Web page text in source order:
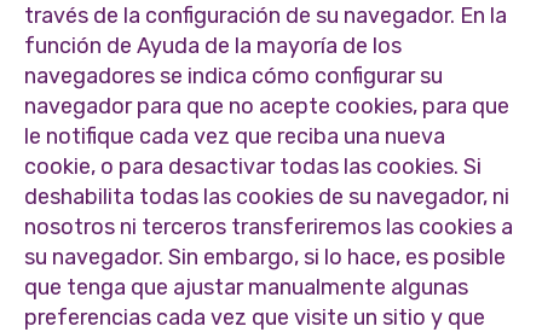
través de la configuración de su navegador. En la
función de Ayuda de la mayoría de los
navegadores se indica cómo configurar su
navegador para que no acepte cookies, para que
le notifique cada vez que reciba una nueva
cookie, o para desactivar todas las cookies. Si
deshabilita todas las cookies de su navegador, ni
nosotros ni terceros transferiremos las cookies a
su navegador. Sin embargo, si lo hace, es posible
que tenga que ajustar manualmente algunas
preferencias cada vez que visite un sitio y que